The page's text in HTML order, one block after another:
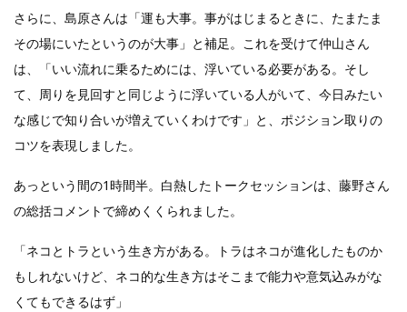
さらに、島原さんは「運も大事。事がはじまるときに、たまたま
その場にいたというのが大事」と補足。これを受けて仲山さん
は、「いい流れに乗るためには、浮いている必要がある。そし
て、周りを見回すと同じように浮いている人がいて、今日みたい
な感じで知り合いが増えていくわけです」と、ポジション取りの
コツを表現しました。
あっという間の1時間半。白熱したトークセッションは、藤野さん
の総括コメントで締めくくられました。
「ネコとトラという生き方がある。トラはネコが進化したものか
もしれないけど、ネコ的な生き方はそこまで能力や意気込みがな
くてもできるはず」